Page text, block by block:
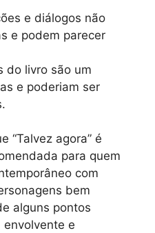
e diálogos não
e podem parecer
do livro são um
e poderiam ser
“Talvez agora” é
para quem
com
bem
alguns pontos
envolvente e